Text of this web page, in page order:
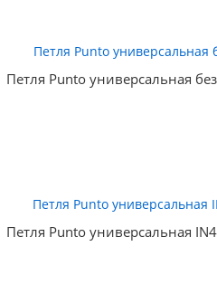
Петля Punto универсальная
Петля Punto универсальная